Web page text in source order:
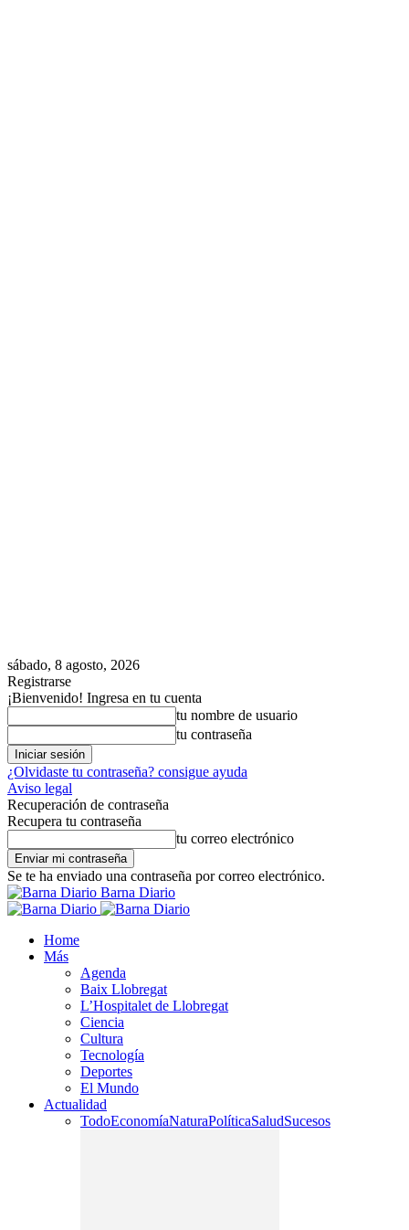
sábado, 8 agosto, 2026
Registrarse
¡Bienvenido! Ingresa en tu cuenta
tu nombre de usuario
tu contraseña
¿Olvidaste tu contraseña? consigue ayuda
Aviso legal
Recuperación de contraseña
Recupera tu contraseña
tu correo electrónico
Se te ha enviado una contraseña por correo electrónico.
Barna Diario
Home
Más
Agenda
Baix Llobregat
L’Hospitalet de Llobregat
Ciencia
Cultura
Tecnología
Deportes
El Mundo
Actualidad
TodoEconomíaNaturaPolíticaSaludSucesos